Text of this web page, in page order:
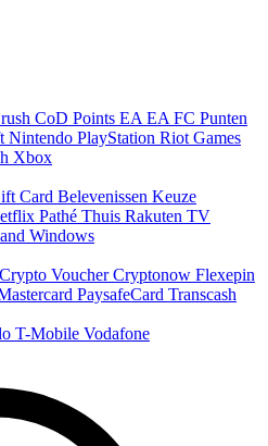
CoD Points EA EA FC Punten
Nintendo PlayStation Riot Games
Xbox
Card Belevenissen Keuze
Pathé Thuis Rakuten TV
Windows
Crypto VoucherCryptonow Flexepin
PaysafeCard Transcash
T-Mobile Vodafone